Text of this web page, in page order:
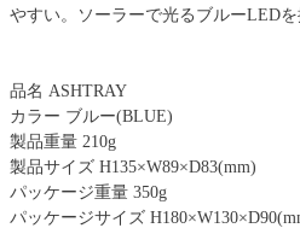
やすい。ソーラーで光るブルーLEDを
品名 ASHTRAY
カラー ブルー(BLUE)
製品重量 210g
製品サイズ H135×W89×D83(mm)
パッケージ重量 350g
パッケージサイズ